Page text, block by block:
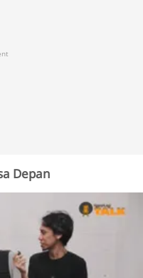
Depan